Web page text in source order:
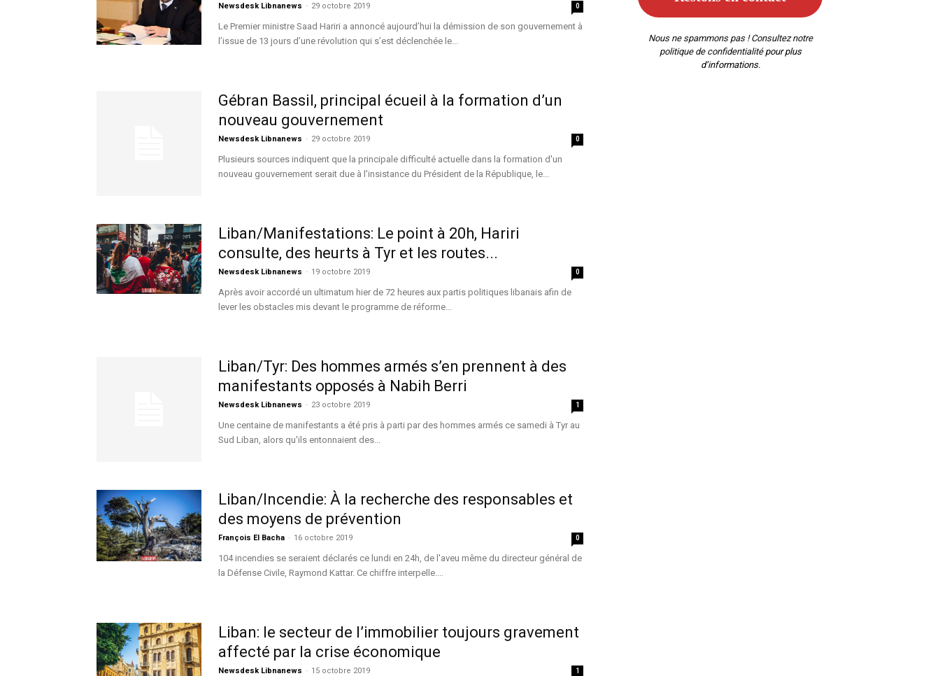
Newsdesk Libnanews - 29 octobre 2019 0
Le Premier ministre Saad Hariri a annoncé aujourd’hui la démission de son gouvernement à
l’issue de 13 jours d’une révolution qui s’est déclenchée le...
Gébran Bassil, principal écueil à la formation d’un
nouveau gouvernement
Newsdesk Libnanews - 29 octobre 2019 0
Plusieurs sources indiquent que la principale difficulté actuelle dans la formation d'un
nouveau gouvernement serait due à l'insistance du Président de la République, le...
Liban/Manifestations: Le point à 20h, Hariri
consulte, des heurts à Tyr et les routes...
Newsdesk Libnanews - 19 octobre 2019 0
Après avoir accordé un ultimatum hier de 72 heures aux partis politiques libanais afin de
lever les obstacles mis devant le programme de réforme...
Liban/Tyr: Des hommes armés s’en prennent à des
manifestants opposés à Nabih Berri
Newsdesk Libnanews - 23 octobre 2019 1
Une centaine de manifestants a été pris à parti par des hommes armés ce samedi à Tyr au
Sud Liban, alors qu'ils entonnaient des...
Liban/Incendie: À la recherche des responsables et
des moyens de prévention
François El Bacha - 16 octobre 2019 0
104 incendies se seraient déclarés ce lundi en 24h, de l'aveu même du directeur général de
la Défense Civile, Raymond Kattar. Ce chiffre interpelle....
Liban: le secteur de l’immobilier toujours gravement
affecté par la crise économique
Newsdesk Libnanews - 15 octobre 2019 1
Nous ne spammons pas ! Consultez notre
politique de confidentialitépour plus
d’informations.